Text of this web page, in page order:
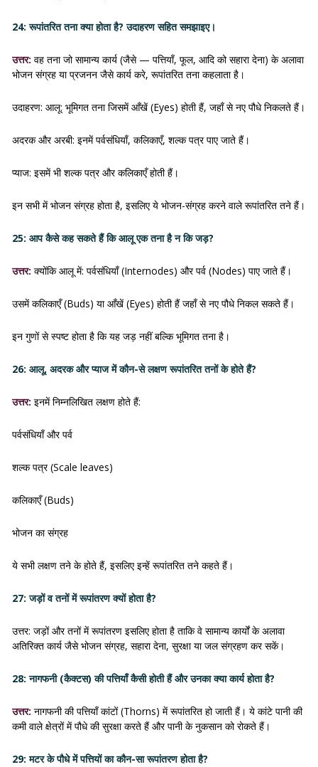
24: रूपांतरित तना क्या होता है? उदाहरण सहित समझाइए।
उत्तर: वह तना जो सामान्य कार्य (जैसे — पत्तियाँ, फूल, आदि को सहारा देना) के अलावा
भोजन संग्रह या प्रजनन जैसे कार्य करे, रूपांतरित तना कहलाता है।
उदाहरण: आलू: भूमिगत तना जिसमें आँखें (Eyes) होती हैं, जहाँ से नए पौधे निकलते हैं।
अदरक और अरबी: इनमें पर्वसंधियाँ, कलिकाएँ, शल्क पत्र पाए जाते हैं।
प्याज: इसमें भी शल्क पत्र और कलिकाएँ होती हैं।
इन सभी में भोजन संग्रह होता है, इसलिए ये भोजन-संग्रह करने वाले रूपांतरित तने हैं।
25: आप कैसे कह सकते हैं कि आलू एक तना है न कि जड़?
उत्तर: क्योंकि आलू में: पर्वसंधियाँ (Internodes) और पर्व (Nodes) पाए जाते हैं।
उसमें कलिकाएँ (Buds) या आँखें (Eyes) होती हैं जहाँ से नए पौधे निकल सकते हैं।
इन गुणों से स्पष्ट होता है कि यह जड़ नहीं बल्कि भूमिगत तना है।
26: आलू, अदरक और प्याज में कौन-से लक्षण रूपांतरित तनों के होते हैं?
उत्तर: इनमें निम्नलिखित लक्षण होते हैं:
पर्वसंधियाँ और पर्व
शल्क पत्र (Scale leaves)
कलिकाएँ (Buds)
भोजन का संग्रह
ये सभी लक्षण तने के होते हैं, इसलिए इन्हें रूपांतरित तने कहते हैं।
27: जड़ों व तनों में रूपांतरण क्यों होता है?
उत्तर: जड़ों और तनों में रूपांतरण इसलिए होता है ताकि वे सामान्य कार्यों के अलावा
अतिरिक्त कार्य जैसे भोजन संग्रह, सहारा देना, सुरक्षा या जल संग्रहण कर सकें।
28: नागफनी (कैक्टस) की पत्तियाँ कैसी होती हैं और उनका क्या कार्य होता है?
उत्तर: नागफनी की पत्तियाँ कांटों (Thorns) में रूपांतरित हो जाती हैं। ये कांटे पानी की
कमी वाले क्षेत्रों में पौधे की सुरक्षा करते हैं और पानी के नुकसान को रोकते हैं।
29: मटर के पौधे में पत्तियों का कौन-सा रूपांतरण होता है?